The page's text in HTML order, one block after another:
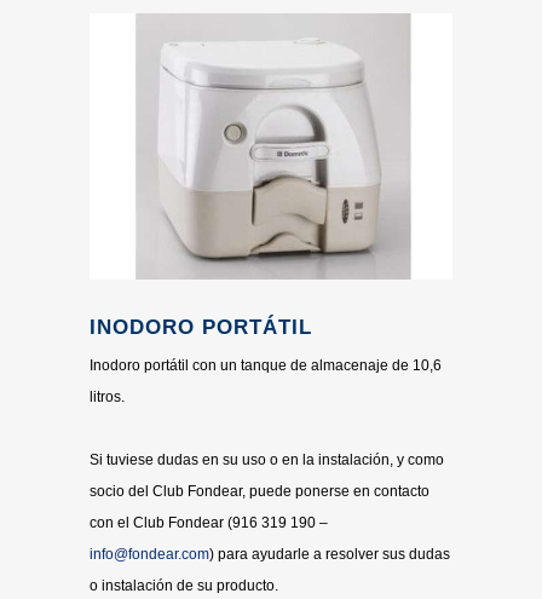
INODORO PORTÁTIL
Inodoro portátil con un tanque de almacenaje de 10,6
litros.
Si tuviese dudas en su uso o en la instalación, y como
socio del Club Fondear, puede ponerse en contacto
con el Club Fondear (916 319 190 –
info@fondear.com) para ayudarle a resolver sus dudas
o instalación de su producto.